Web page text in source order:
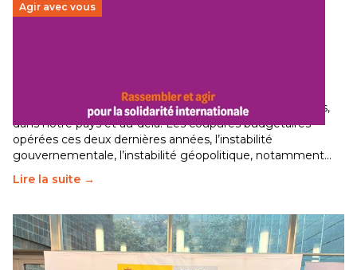
Agir avec vous
Le secteur humanitaire connaît des difficultés profondes,
dans notre pays et au-delà. Les coupures budgétaires
opérées ces deux dernières années, l’instabilité
gouvernementale, l’instabilité géopolitique, notamment…
Lire la suite →